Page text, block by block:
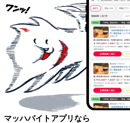
マッハバイトアプリなら